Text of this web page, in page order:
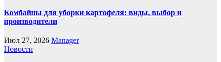
Комбайны для уборки картофеля: виды, выбор и
производители
Июл 27, 2026 Manager
Новости